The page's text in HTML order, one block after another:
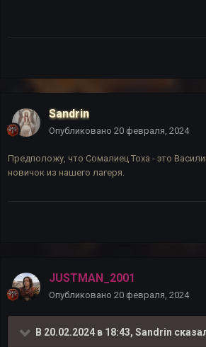
Sandrin
Опубликовано 20 февраля, 2024
Предположу, что Сомалиец Тоха - это
новичок из нашего лагеря.
JUSTMAN_2001
Опубликовано 20 февраля, 2024
В 20.02.2024 в 18:43, Sandrin